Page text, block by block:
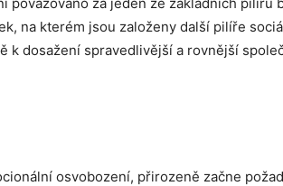
na kterém jsou založeny další pilíře
k dosažení spravedlivější a rovnější
osvobození, přirozeně začne